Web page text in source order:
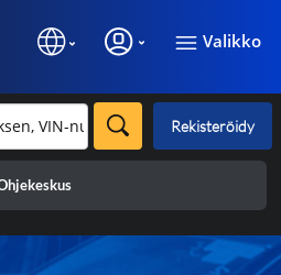
Valikko
Rekisteröidy